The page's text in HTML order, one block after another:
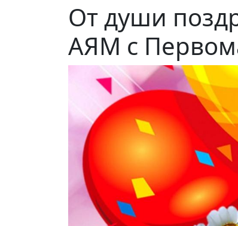
От души
АЯМ с